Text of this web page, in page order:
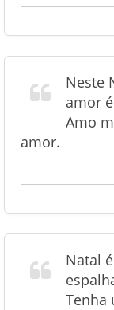
Neste
amor
Amo
amor.
Natal
Tenha